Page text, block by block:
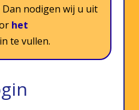
nodigen wij u uit
het
te vullen.